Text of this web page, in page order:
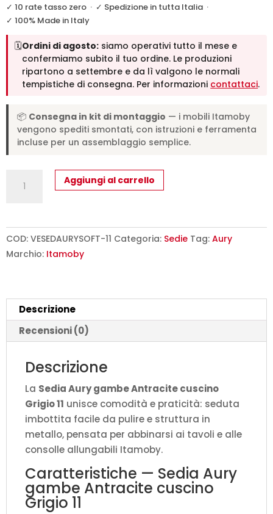
✓ 10 rate tasso zero · ✓ Spedizione in tutta Italia ·
✓ 100% Made in Italy
🗓️Ordini di agosto: siamo operativi tutto il mese e
confermiamo subito il tuo ordine. Le produzioni
ripartono a settembre e da lì valgono le normali
tempistiche di consegna. Per informazioni contattaci.
📦 Consegna in kit di montaggio — i mobili Itamoby
vengono spediti smontati, con istruzioni e ferramenta
incluse per un assemblaggio semplice.
Aury
cuscino
Grigio
P.42
H.86
quantità
Aggiungi al carrello
COD: VESEDAURYSOFT-11 Categoria: Sedie Tag: Aury
Marchio: Itamoby
Descrizione
Recensioni (0)
Descrizione
La Sedia Aury gambe Antracite cuscino
Grigio 11 unisce comodità e praticità: seduta
imbottita facile da pulire e struttura in
metallo, pensata per abbinarsi ai tavoli e alle
consolle allungabili Itamoby.
Caratteristiche — Sedia Aury
gambe Antracite cuscino
Grigio 11